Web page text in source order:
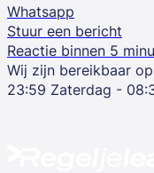
Whatsapp
Stuur een bericht
Reactie binnen 5
Wij zijn bereikbaar
23:59 Zaterdag -